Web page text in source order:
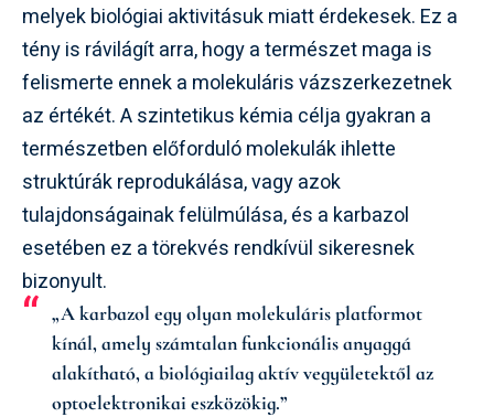
melyek biológiai aktivitásuk miatt érdekesek. Ez a
tény is rávilágít arra, hogy a természet maga is
felismerte ennek a molekuláris vázszerkezetnek
az értékét. A szintetikus kémia célja gyakran a
természetben előforduló molekulák ihlette
struktúrák reprodukálása, vagy azok
tulajdonságainak felülmúlása, és a karbazol
esetében ez a törekvés rendkívül sikeresnek
bizonyult.
„A karbazol egy olyan molekuláris platformot
kínál, amely számtalan funkcionális anyaggá
alakítható, a biológiailag aktív vegyületektől az
optoelektronikai eszközökig.”